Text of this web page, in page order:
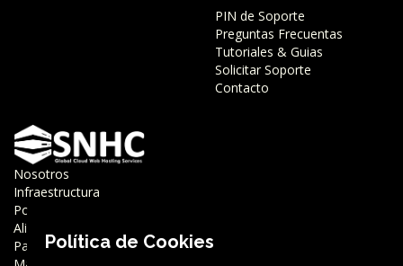
PIN de Soporte
Preguntas Frecuentas
Tutoriales & Guias
Solicitar Soporte
Contacto
Nosotros
Infraestructura
Porqué SNHC
Aliados
PartnerPolítica de Cookies